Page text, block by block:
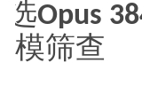
选Opus
模筛查